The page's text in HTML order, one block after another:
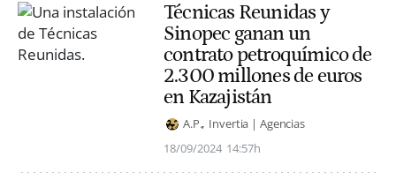
Técnicas Reunidas y
Sinopec ganan un
contrato petroquímico de
2.300 millones de euros
en Kazajistán
A.P. Invertia | Agencias
18/09/2024 14:57h